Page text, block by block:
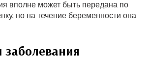
вполне может быть передана по
но на течение беременности она